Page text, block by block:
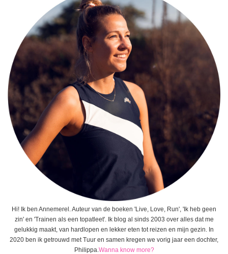
Hi! Ik ben Annemerel. Auteur van de boeken 'Live, Love, Run', 'Ik heb geen
zin' en 'Trainen als een topatleet'. Ik blog al sinds 2003 over alles dat me
gelukkig maakt, van hardlopen en lekker eten tot reizen en mijn gezin. In
2020 ben ik getrouwd met Tuur en samen kregen we vorig jaar een dochter,
Philippa. Wanna know more?